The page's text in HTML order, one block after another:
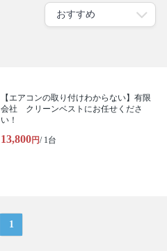
【エアコンの取り付けわからない】有限
会社 クリーンベストにお任せくださ
い！
13,800円/ 1台
1